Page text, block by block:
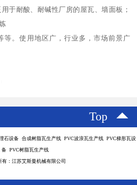
于耐酸、耐碱性厂房的屋瓦、墙面板；
等。使用地区广，行业多，市场前景广
Top
石设备 合成树脂瓦生产线 PVC波浪瓦生产线 PVC梯形瓦设
备 PVC树脂瓦生产线
有：江苏艾斯曼机械有限公司